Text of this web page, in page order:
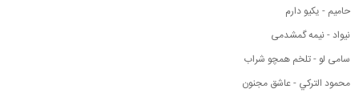
حامیم - یکیو دارم
نیواد - نیمه گمشدمی
سامی لو - تلخم همچو شراب
محمود التركي - عاشق مجنون